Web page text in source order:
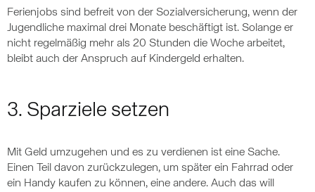
Ferienjobs sind befreit von der Sozialversicherung, wenn der
Jugendliche maximal drei Monate beschäftigt ist. Solange er
nicht regelmäßig mehr als 20 Stunden die Woche arbeitet,
bleibt auch der Anspruch auf Kindergeld erhalten.
3. Sparziele setzen
Mit Geld umzugehen und es zu verdienen ist eine Sache.
Einen Teil davon zurückzulegen, um später ein Fahrrad oder
ein Handy kaufen zu können, eine andere. Auch das will